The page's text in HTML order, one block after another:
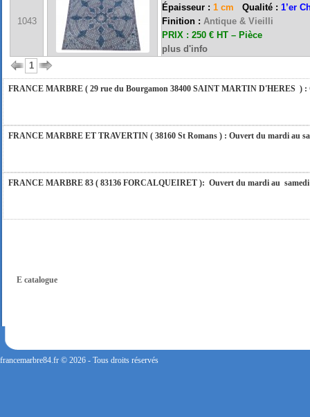
1043
Épaisseur : 1 cm Qualité : 1’er
Finition : Antique & Vieilli
PRIX : 250 € HT – Pièce
plus d'info
1
FERMETURE POUR CONGES ANNUELS : Nous serons fermés du 10 au 31
vous répondrons dans les meilleurs délais. Nous aurons le plaisir de vous
FRANCE MARBRE ( 29 rue du Bourgamon 38400 SAINT MARTIN D'HERES ) :
FRANCE MARBRE ET TRAVERTIN ( 38160 St Romans ) : Ouvert du mardi au
FRANCE MARBRE 83 ( 83136 FORCALQUEIRET ): Ouvert du mardi au samedi
FRANCE MARBRE 84 ( 84600 VALREAS ): Ouvert du mardi au samedi inclus de
E catalogue
francemarbre84.fr © 2026 - Tous droits réservés